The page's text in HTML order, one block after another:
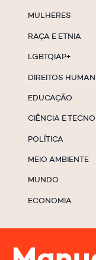
MULHERES
RAÇA E ETNIA
LGBTQIAP+
DIREITOS
EDUCAÇÃO
CIÊNCIA E
POLÍTICA
MEIO AMBIENTE
MUNDO
ECONOMIA